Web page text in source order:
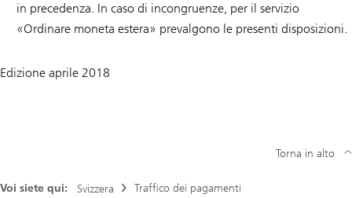
in precedenza. In caso di incongruenze, per il servizio
«Ordinare moneta estera» prevalgono le presenti disposizioni.
Edizione aprile 2018
Voi siete qui: Svizzera Traffico dei pagamenti
Torna in alto